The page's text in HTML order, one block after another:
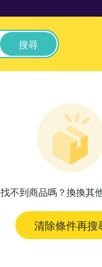
搜尋
找不到商品嗎？換換其
清除條件再搜